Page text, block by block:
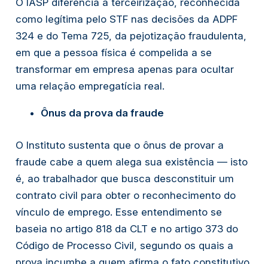
O IASP diferencia a terceirização, reconhecida
como legítima pelo STF nas decisões da ADPF
324 e do Tema 725, da pejotização fraudulenta,
em que a pessoa física é compelida a se
transformar em empresa apenas para ocultar
uma relação empregatícia real.
Ônus da prova da fraude
O Instituto sustenta que o ônus de provar a
fraude cabe a quem alega sua existência — isto
é, ao trabalhador que busca desconstituir um
contrato civil para obter o reconhecimento do
vínculo de emprego. Esse entendimento se
baseia no artigo 818 da CLT e no artigo 373 do
Código de Processo Civil, segundo os quais a